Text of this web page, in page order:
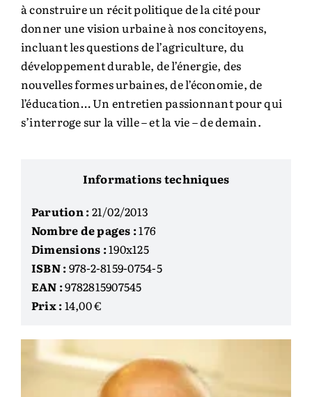
à construire un récit politique de la cité pour
donner une vision urbaine à nos concitoyens,
incluant les questions de l’agriculture, du
développement durable, de l’énergie, des
nouvelles formes urbaines, de l’économie, de
l’éducation… Un entretien passionnant pour qui
s’interroge sur la ville – et la vie – de demain.
Informations techniques
Parution :21/02/2013
Nombre de pages :176
Dimensions :190x125
ISBN :978-2-8159-0754-5
EAN :9782815907545
Prix :14,00 €